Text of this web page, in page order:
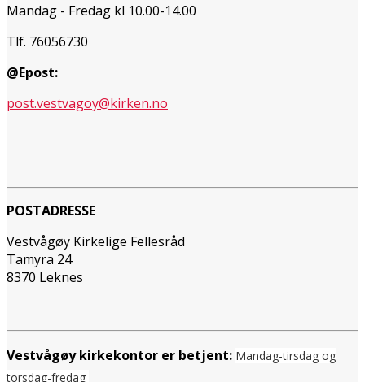
Mandag - Fredag kl 10.00-14.00
Tlf. 76056730
@Epost:
post.vestvagoy@kirken.no
POSTADRESSE
Vestvågøy Kirkelige Fellesråd
Tamyra 24
8370 Leknes
Vestvågøy kirkekontor er betjent: Mandag-tirsdag og
torsdag-fredag